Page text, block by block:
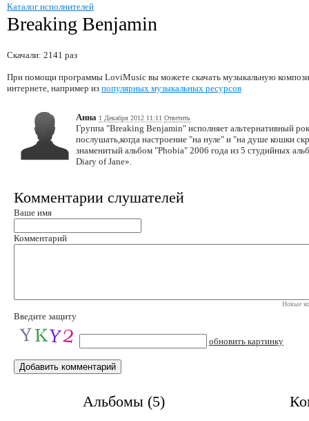
Каталог исполнителей
Breaking Benjamin
Скачали: 2141 раз
При помощи программы LoviMusic вы можете скачать музыкальную
интернете, например из популярных музыкальных ресурсов
Анна 1 Декабря 2012 11:11 Ответить
Группа "Breaking Benjamin" исполняет альтернативный
послушать,когда настроение "на нуле" и "на душе кошки
знаменитый альбом "Phobia" 2006 года из 5 студийных
Diary of Jane».
Комментарии слушателей
Ваше имя
Комментарий
Новые
Введите защиту
обновить картинку
Альбомы (5)